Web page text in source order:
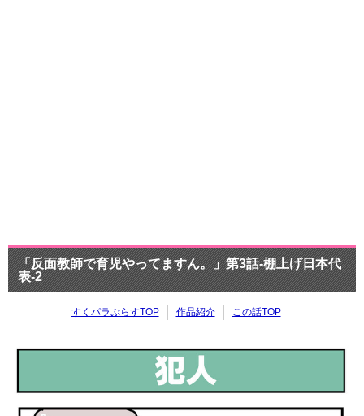
「反面教師で育児やってますん。」第3話-棚上げ日本代
表-2
すくパラぷらすTOP 作品紹介 この話TOP